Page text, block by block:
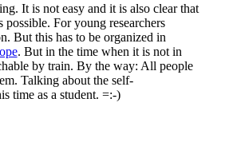
It is not easy and it is also clear that
For young researchers
But this has to be organized in
. But in the time when it is not in
by train. By the way: All people
Talking about the self-
time as a student. =:-)